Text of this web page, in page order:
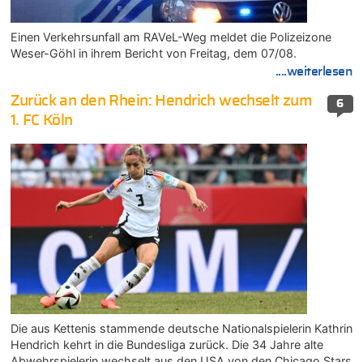
Einen Verkehrsunfall am RAVeL-Weg meldet die Polizeizone
Weser-Göhl in ihrem Bericht von Freitag, dem 07/08.
....weiterlesen
6
Zurück an den Rhein: Hendrich wechselt zum
1. FC Köln
Die aus Kettenis stammende deutsche Nationalspielerin Kathrin
Hendrich kehrt in die Bundesliga zurück. Die 34 Jahre alte